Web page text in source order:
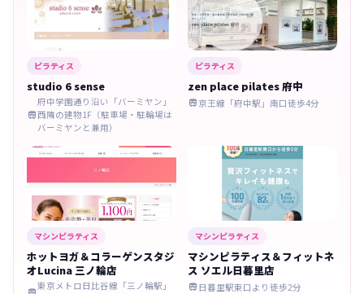
ピラティス
studio 6 sense

府中学園通り沿い「バーミヤン」
西隣の建物1F（駐車場・駐輪場は
バーミヤンと兼用）
ピラティス
zen place pilates 府中
 京王線「府中駅」南口徒歩4分
マシンピラティス
ホットヨガ＆コラーゲンスタジ
オLucina 三ノ輪店
東京メトロ日比谷線「三ノ輪駅」
マシンピラティス
マシンピラティス＆フィットネ
ス ソエル日暮里店
 日暮里駅東口より徒歩2分